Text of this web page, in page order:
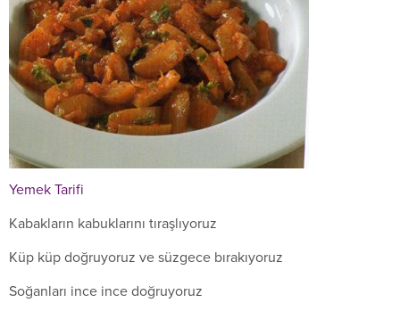
Yemek Tarifi
Kabakların kabuklarını tıraşlıyoruz
Küp küp doğruyoruz ve süzgece bırakıyoruz
Soğanları ince ince doğruyoruz